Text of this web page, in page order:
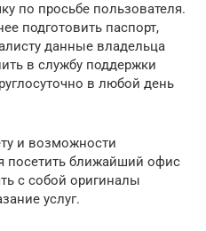
по просьбе пользователя.
подготовить паспорт,
данные владельца
в службу поддержки
в любой день
и возможности
посетить ближайший офис
с собой оригиналы
услуг.